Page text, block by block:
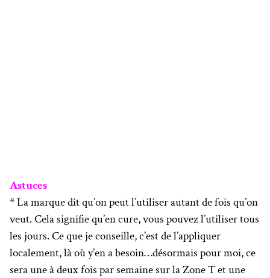
Astuces
* La marque dit qu’on peut l’utiliser autant de fois qu’on
veut. Cela signifie qu’en cure, vous pouvez l’utiliser tous
les jours. Ce que je conseille, c’est de l’appliquer
localement, là où y’en a besoin…désormais pour moi, ce
sera une à deux fois par semaine sur la Zone T et une